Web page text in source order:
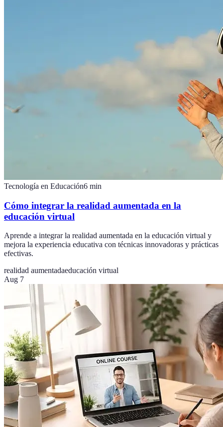
Tecnología en Educación6 min
Cómo integrar la realidad aumentada en la
educación virtual
Aprende a integrar la realidad aumentada en la educación virtual y
mejora la experiencia educativa con técnicas innovadoras y prácticas
efectivas.
realidad aumentadaeducación virtual
Aug 7